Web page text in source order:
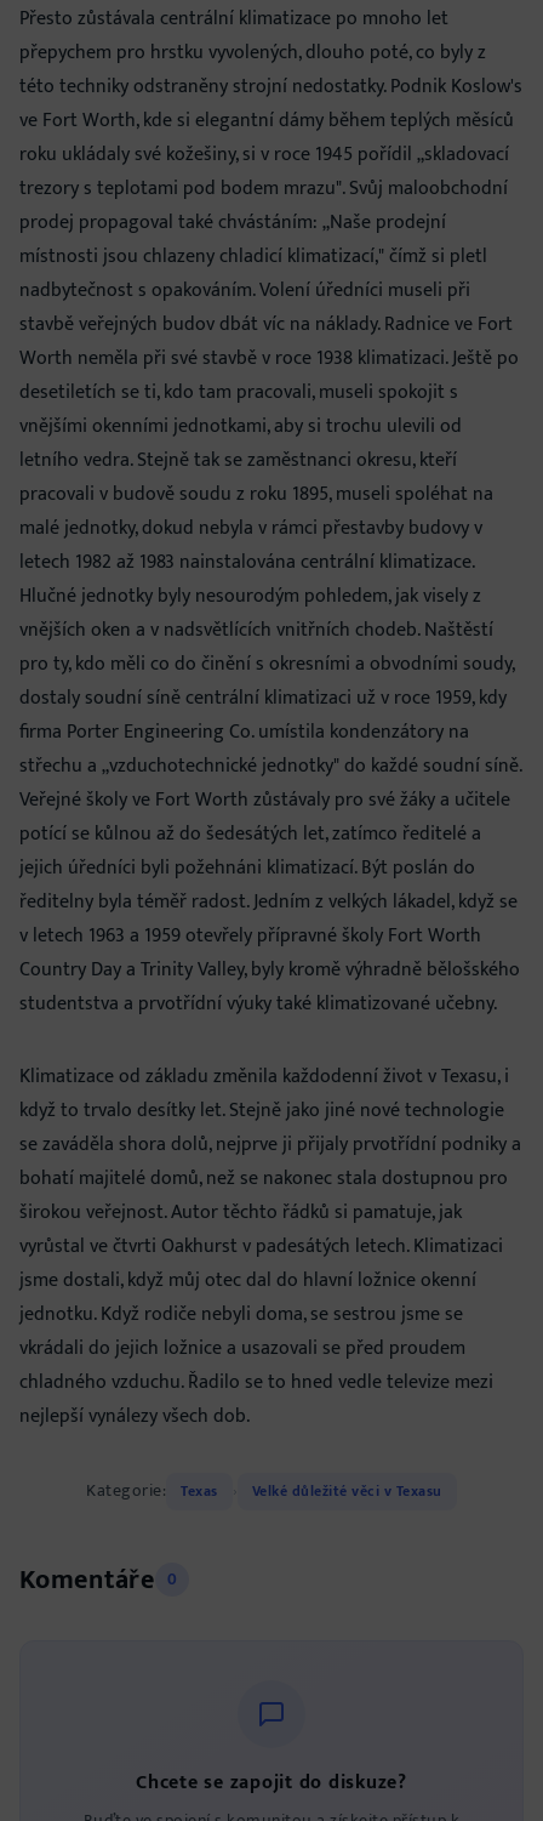
Přesto zůstávala centrální klimatizace po mnoho let
přepychem pro hrstku vyvolených, dlouho poté, co byly z
této techniky odstraněny strojní nedostatky. Podnik Koslow's
ve Fort Worth, kde si elegantní dámy během teplých měsíců
roku ukládaly své kožešiny, si v roce 1945 pořídil „skladovací
trezory s teplotami pod bodem mrazu". Svůj maloobchodní
prodej propagoval také chvástáním: „Naše prodejní
místnosti jsou chlazeny chladicí klimatizací," čímž si pletl
nadbytečnost s opakováním. Volení úředníci museli při
stavbě veřejných budov dbát víc na náklady. Radnice ve Fort
Worth neměla při své stavbě v roce 1938 klimatizaci. Ještě po
desetiletích se ti, kdo tam pracovali, museli spokojit s
vnějšími okenními jednotkami, aby si trochu ulevili od
letního vedra. Stejně tak se zaměstnanci okresu, kteří
pracovali v budově soudu z roku 1895, museli spoléhat na
malé jednotky, dokud nebyla v rámci přestavby budovy v
letech 1982 až 1983 nainstalována centrální klimatizace.
Hlučné jednotky byly nesourodým pohledem, jak visely z
vnějších oken a v nadsvětlících vnitřních chodeb. Naštěstí
pro ty, kdo měli co do činění s okresními a obvodními soudy,
dostaly soudní síně centrální klimatizaci už v roce 1959, kdy
firma Porter Engineering Co. umístila kondenzátory na
střechu a „vzduchotechnické jednotky" do každé soudní síně.
Veřejné školy ve Fort Worth zůstávaly pro své žáky a učitele
potící se kůlnou až do šedesátých let, zatímco ředitelé a
jejich úředníci byli požehnáni klimatizací. Být poslán do
ředitelny byla téměř radost. Jedním z velkých lákadel, když se
v letech 1963 a 1959 otevřely přípravné školy Fort Worth
Country Day a Trinity Valley, byly kromě výhradně bělošského
studentstva a prvotřídní výuky také klimatizované učebny.
Klimatizace od základu změnila každodenní život v Texasu, i
když to trvalo desítky let. Stejně jako jiné nové technologie
se zaváděla shora dolů, nejprve ji přijaly prvotřídní podniky a
bohatí majitelé domů, než se nakonec stala dostupnou pro
širokou veřejnost. Autor těchto řádků si pamatuje, jak
vyrůstal ve čtvrti Oakhurst v padesátých letech. Klimatizaci
jsme dostali, když můj otec dal do hlavní ložnice okenní
jednotku. Když rodiče nebyli doma, se sestrou jsme se
vkrádali do jejich ložnice a usazovali se před proudem
chladného vzduchu. Řadilo se to hned vedle televize mezi
nejlepší vynálezy všech dob.
Kategorie: Texas Velké důležité věci v Texasu
Komentáře 0
Chcete se zapojit do diskuze?